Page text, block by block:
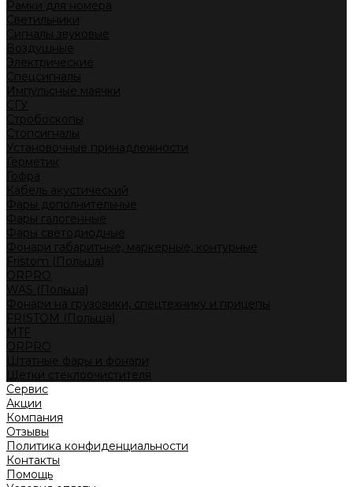
Рамки для номера
Светильники
Сигналы звуковые
Воздушные
Электрические
Спецсигналы
Импульсные маячки
СГУ
Стробоскопы
Стопсигналы
Установочные принадлежности
Герметик
Гофра
Кабель акустический
Фары дополнительные
Фары галогенные
Фары светодиодные
Фонари габаритные, маркерные, контурные
Fristom (Польша)
ORPRO
WAS (Польша)
Фонари на грузовики, спецтехнику и прицепы
FRISTOM (Польша)
MTF
ORPRO
Штатные фары и фонари
Щетки стеклоочистителя
Сервис
Акции
Компания
Отзывы
Политика конфиденциальности
Контакты
Помощь